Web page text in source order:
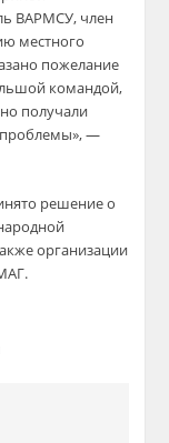
ВАРМСУ, член
местного
пожелание
командой,
получали
проблемы», —
решение о
организации